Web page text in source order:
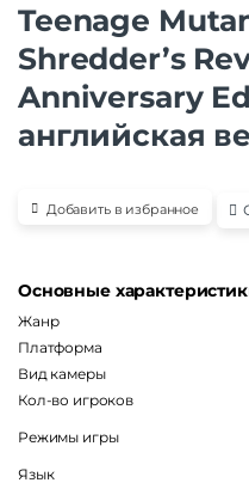
Teenage
Shredder’s
Anniversary
английская
Добавить в избранное
Основные
Жанр
Платформа
Вид камеры
Кол-во игроков
Режимы игры
Язык